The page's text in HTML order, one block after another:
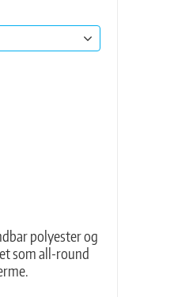
polyester og
som all-round